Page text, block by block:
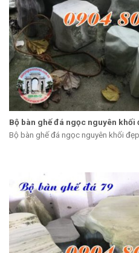
Bộ bàn ghế đá ngọc nguyên khối
Bộ bàn ghế đá ngọc nguyên khối